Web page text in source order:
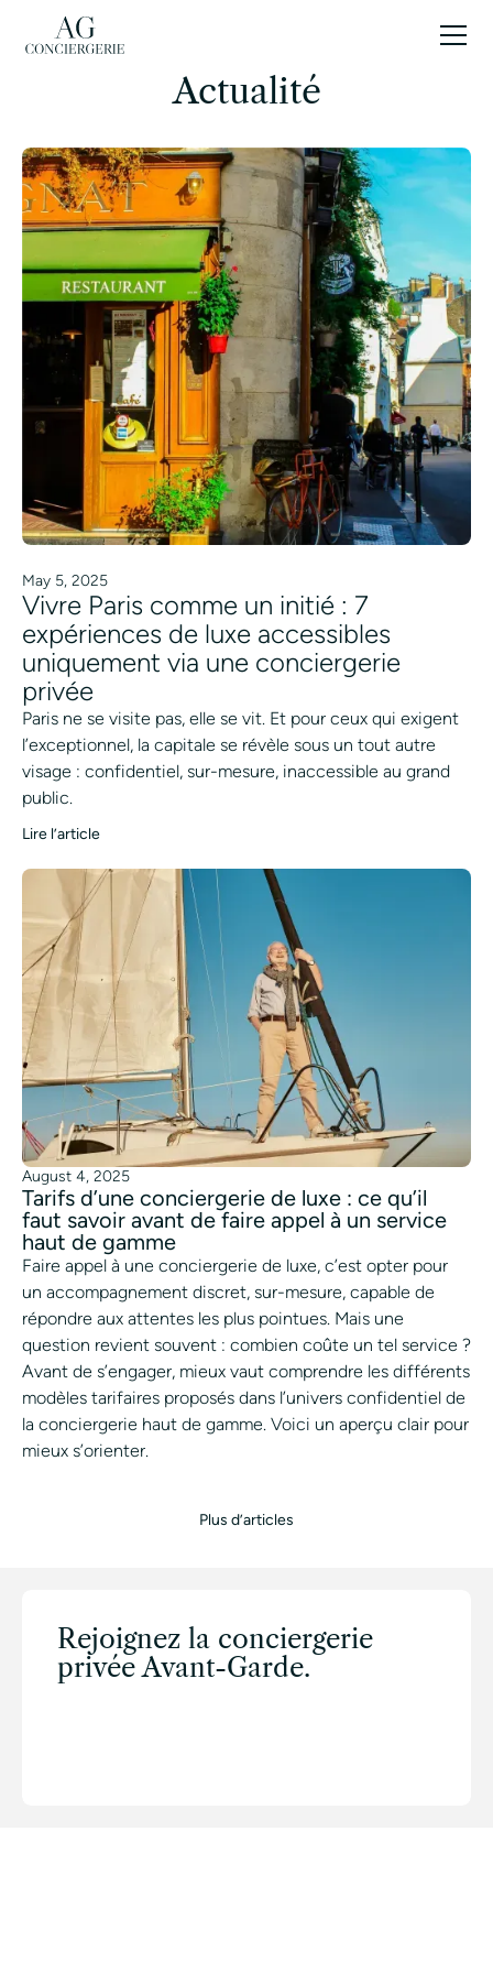
Actualité
May 5, 2025
Vivre Paris comme un initié : 7
expériences de luxe accessibles
uniquement via une conciergerie
privée
Paris ne se visite pas, elle se vit. Et pour ceux qui exigent
l’exceptionnel, la capitale se révèle sous un tout autre
visage : confidentiel, sur-mesure, inaccessible au grand
public.
Lire l’article
August 4, 2025
Tarifs d’une conciergerie de luxe : ce qu’il
faut savoir avant de faire appel à un service
haut de gamme
Faire appel à une conciergerie de luxe, c’est opter pour
un accompagnement discret, sur-mesure, capable de
répondre aux attentes les plus pointues. Mais une
question revient souvent : combien coûte un tel service ?
Avant de s’engager, mieux vaut comprendre les différents
modèles tarifaires proposés dans l’univers confidentiel de
la conciergerie haut de gamme. Voici un aperçu clair pour
mieux s’orienter.
Plus d’articles
Rejoignez la conciergerie
privée Avant-Garde.